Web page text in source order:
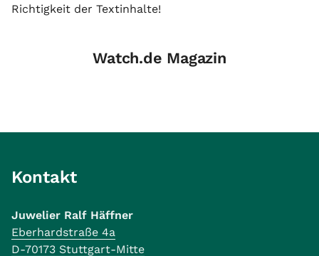
Richtigkeit der Textinhalte!
Watch.de Magazin
Kontakt
Juwelier Ralf Häffner
Eberhardstraße 4a
D-70173 Stuttgart-Mitte